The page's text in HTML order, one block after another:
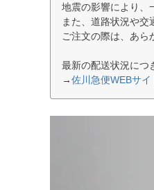
地震の影響により、
また、道路状況や交
ご注文の際は、あら
最新の配送状況につ
→佐川急便WEBサイ